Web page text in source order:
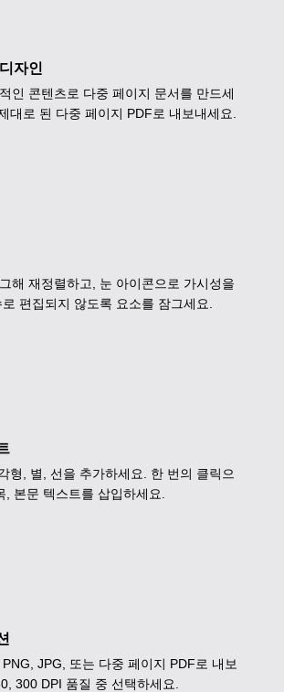
자인
인 콘텐츠로 다중 페이지 문서를 만드세
대로 된 다중 페이지 PDF로 내보내세요.
해 재정렬하고, 눈 아이콘으로 가시성을
편집되지 않도록 요소를 잠그세요.
형, 별, 선을 추가하세요. 한 번의 클릭으
, 본문 텍스트를 삽입하세요.
JPG, 또는 다중 페이지 PDF로 내보
300 DPI 품질 중 선택하세요.